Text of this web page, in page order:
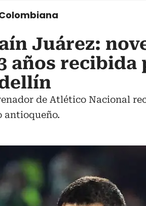
Juárez:
años
de Atlético Nacional
antioqueño.